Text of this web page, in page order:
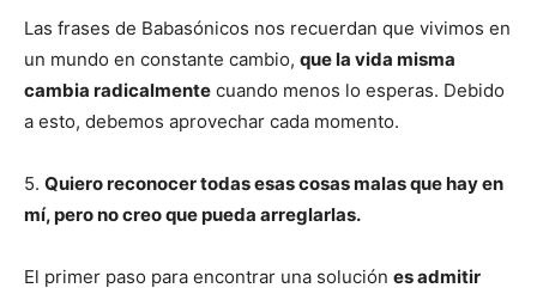
Las frases de Babasónicos nos recuerdan que vivimos en
un mundo en constante cambio, que la vida misma
cambia radicalmente cuando menos lo esperas. Debido
a esto, debemos aprovechar cada momento.
5. Quiero reconocer todas esas cosas malas que hay en
mí, pero no creo que pueda arreglarlas.
El primer paso para encontrar una solución es admitir